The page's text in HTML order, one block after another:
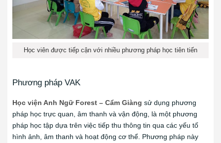
Học viên được tiếp cận với nhiều phương pháp học tiên tiến
Phương pháp VAK
Học viện Anh Ngữ Forest – Cẩm Giàng sử dụng phương
pháp học trực quan, âm thanh và vận động, là một phương
pháp học tập dựa trên việc tiếp thu thông tin qua các yếu tố
hình ảnh, âm thanh và hoạt động cơ thể. Phương pháp này